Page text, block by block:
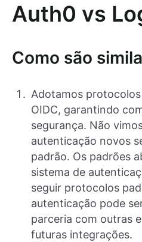
Auth0 vs
Como são
Adotamos
OIDC, garantindo
segurança. Não
autenticação novos
padrão. Os padrões
sistema de
seguir protocolos
autenticação pode
parceria com outras
futuras integrações.